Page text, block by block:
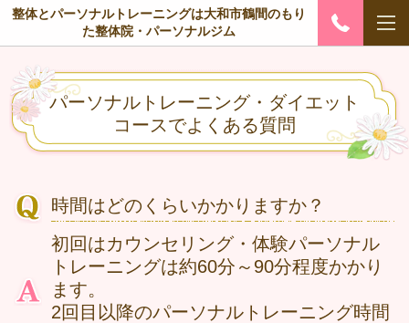
整体とパーソナルトレーニングは大和市鶴間のもり
た整体院・パーソナルジム
パーソナルトレーニング・ダイエット
コースでよくある質問
時間はどのくらいかかりますか？
初回はカウンセリング・体験パーソナル
トレーニングは約60分～90分程度かかり
ます。
2回目以降のパーソナルトレーニング時間